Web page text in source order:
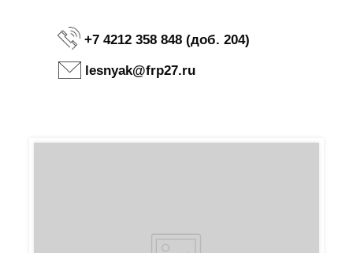
+7 4212 358 848 (доб. 204)
lesnyak@frp27.ru